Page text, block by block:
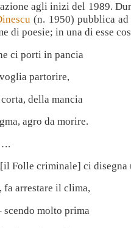
agli inizi del 1989.
(n. 1950) pubblica ad
di poesie; in una di esse
ci porti in pancia
partorire,
della mancia
agro da morire.
Folle criminale] ci disegna
fa arrestare il clima,
scendo molto prima